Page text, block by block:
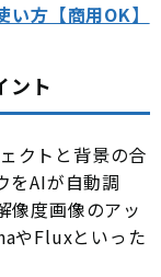
方【商用OK】
ント
クトと背景の合
をAIが自動調
像度画像のアッ
やFluxといった